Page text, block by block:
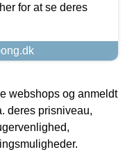
for at se deres
webshops og anmeldt
deres prisniveau,